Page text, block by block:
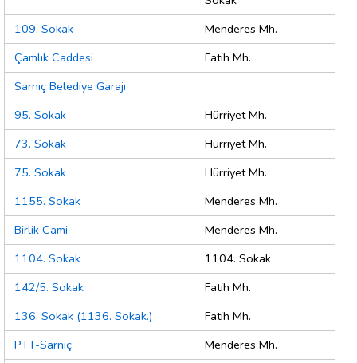
109. Sokak
Menderes Mh.
Çamlık Caddesi
Fatih Mh.
Sarnıç Belediye Garajı
95. Sokak
Hürriyet Mh.
73. Sokak
Hürriyet Mh.
75. Sokak
Hürriyet Mh.
1155. Sokak
Menderes Mh.
Birlik Cami
Menderes Mh.
1104. Sokak
1104. Sokak
142/5. Sokak
Fatih Mh.
136. Sokak (1136. Sokak.)
Fatih Mh.
PTT-Sarnıç
Menderes Mh.